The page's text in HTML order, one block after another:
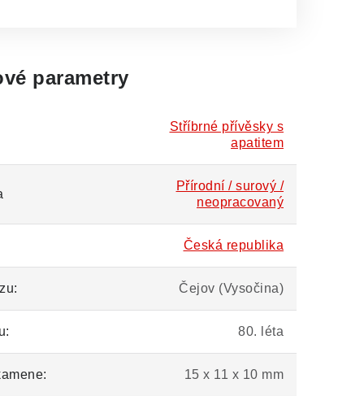
parametry
Stříbrné přívěsky s
apatitem
Přírodní / surový /
neopracovaný
Česká republika
Čejov (Vysočina)
80. léta
15 x 11 x 10 mm